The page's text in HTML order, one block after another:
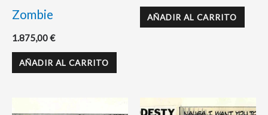
Zombie
1.875,00€
AÑADIR AL CARRITO
AÑADIR AL CARRITO